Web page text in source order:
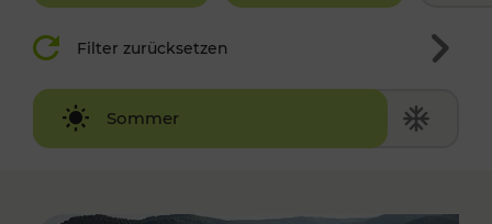
Filter zurücksetzen
Sommer
Winter